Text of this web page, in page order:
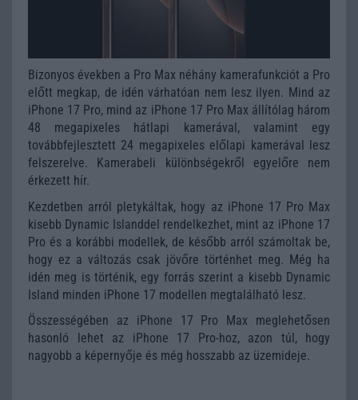
Bizonyos években a Pro Max néhány kamerafunkciót a Pro
előtt megkap, de idén várhatóan nem lesz ilyen. Mind az
iPhone 17 Pro, mind az iPhone 17 Pro Max állítólag három
48 megapixeles hátlapi kamerával, valamint egy
továbbfejlesztett 24 megapixeles előlapi kamerával lesz
felszerelve. Kamerabeli különbségekről egyelőre nem
érkezett hír.
Kezdetben arról pletykáltak, hogy az iPhone 17 Pro Max
kisebb Dynamic Islanddel rendelkezhet, mint az iPhone 17
Pro és a korábbi modellek, de később arról számoltak be,
hogy ez a változás csak jövőre történhet meg. Még ha
idén meg is történik, egy forrás szerint a kisebb Dynamic
Island minden iPhone 17 modellen megtalálható lesz.
Összességében az iPhone 17 Pro Max meglehetősen
hasonló lehet az iPhone 17 Pro-hoz, azon túl, hogy
nagyobb a képernyője és még hosszabb az üzemideje.